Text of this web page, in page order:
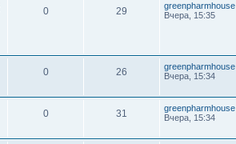
0 29
greenpharmhouse
Вчера, 15:35
0 26
greenpharmhouse
Вчера, 15:34
0 31
greenpharmhouse
Вчера, 15:34